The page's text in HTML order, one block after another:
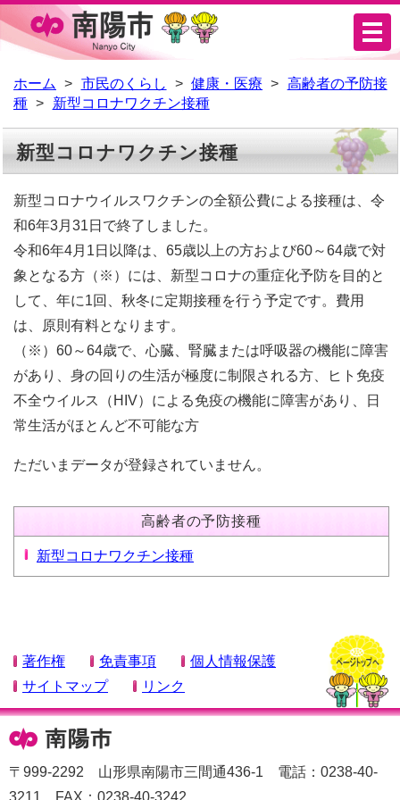
ニ
ュ
ホーム 市民のくらし 健康・医療
高齢者の予防接
種
新型コロナワクチン接種
新型コロナワクチン接種
新型コロナウイルスワクチンの全額公費による接種は、令
和6年3月31日で終了しました。
令和6年4月1日以降は、65歳以上の方および60～64歳で対
象となる方（※）には、新型コロナの重症化予防を目的と
して、年に1回、秋冬に定期接種を行う予定です。費用
は、原則有料となります。
（※）60～64歳で、心臓、腎臓または呼吸器の機能に障害
があり、身の回りの生活が極度に制限される方、ヒト免疫
不全ウイルス（HIV）による免疫の機能に障害があり、日
常生活がほとんど不可能な方
ただいまデータが登録されていません。
高齢者の予防接種
新型コロナワクチン接種
著作権 免責事項
個人情報保護
サイトマップ
リンク
〒999-2292 山形県南陽市三間通436-1 電話：0238-40-
3211 FAX：0238-40-3242